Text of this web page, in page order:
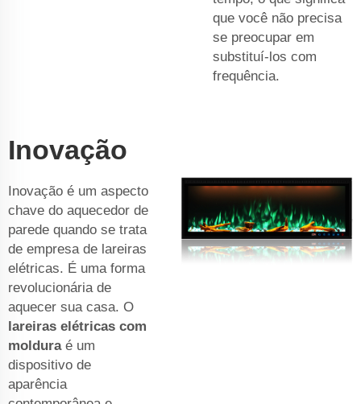
que você não precisa
se preocupar em
substituí-los com
frequência.
Inovação
Inovação é um aspecto
chave do aquecedor de
parede quando se trata
de empresa de lareiras
elétricas. É uma forma
revolucionária de
aquecer sua casa. O
lareiras elétricas com
moldura é um
dispositivo de
aparência